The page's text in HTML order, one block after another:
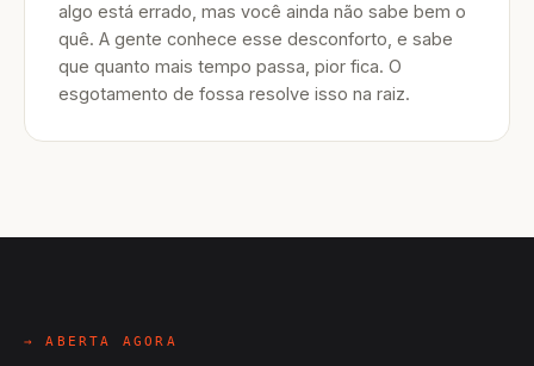
algo está errado, mas você ainda não sabe bem o
quê. A gente conhece esse desconforto, e sabe
que quanto mais tempo passa, pior fica. O
esgotamento de fossa resolve isso na raiz.
→ ABERTA AGORA